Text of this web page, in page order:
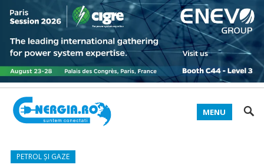
MENU
PETROL ȘI GAZE